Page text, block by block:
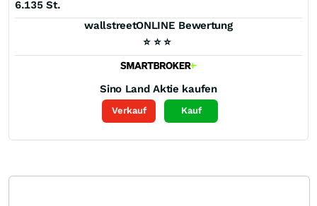
6.135 St.
wallstreetONLINE Bewertung
⭐ ⭐ ⭐
Sino Land Aktie kaufen
Verkauf Kauf